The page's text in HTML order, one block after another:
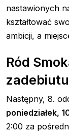
nastawionych
kształtować
ambicji, a
Ród
Następny, 8.
poniedziałek,
2:00 za